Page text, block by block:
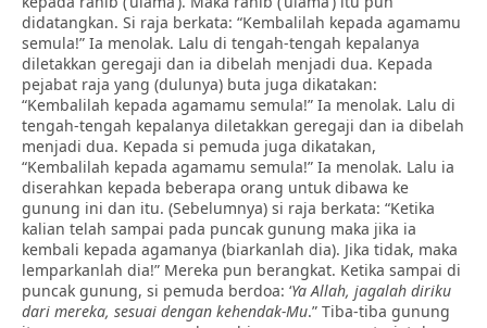
didatangkan. Si raja berkata: “Kembalilah kepada agamamu
semula!” Ia menolak. Lalu di tengah-tengah kepalanya
diletakkan geregaji dan ia dibelah menjadi dua. Kepada
pejabat raja yang (dulunya) buta juga dikatakan:
“Kembalilah kepada agamamu semula!” Ia menolak. Lalu di
tengah-tengah kepalanya diletakkan geregaji dan ia dibelah
menjadi dua. Kepada si pemuda juga dikatakan,
“Kembalilah kepada agamamu semula!” Ia menolak. Lalu ia
diserahkan kepada beberapa orang untuk dibawa ke
gunung ini dan itu. (Sebelumnya) si raja berkata: “Ketika
kalian telah sampai pada puncak gunung maka jika ia
kembali kepada agamanya (biarkanlah dia). Jika tidak, maka
lemparkanlah dia!” Mereka pun berangkat. Ketika sampai di
puncak gunung, si pemuda berdoa: ‘Ya Allah, jagalah diriku
dari mereka, sesuai dengan kehendak-Mu.” Tiba-tiba gunung